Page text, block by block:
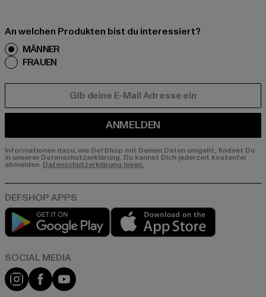
An welchen Produkten bist du interessiert?
MÄNNER
FRAUEN
ANMELDEN
Informationen dazu, wie DefShop mit Deinen Daten umgeht, findest Du
in unserer Datenschutzerklärung. Du kannst Dich jederzeit kostenfei
abmelden. Datenschutzerklärung lesen.
Play market
Instagram
FacebookYouTube